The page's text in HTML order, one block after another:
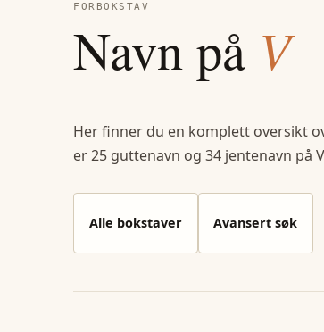
FORBOKSTAV
Navn på V
Her finner du en komplett oversikt
er25 guttenavn og 34 jentenavn på V
Alle bokstaver Avansert søk